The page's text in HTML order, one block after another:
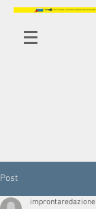
Post
improntaredazione